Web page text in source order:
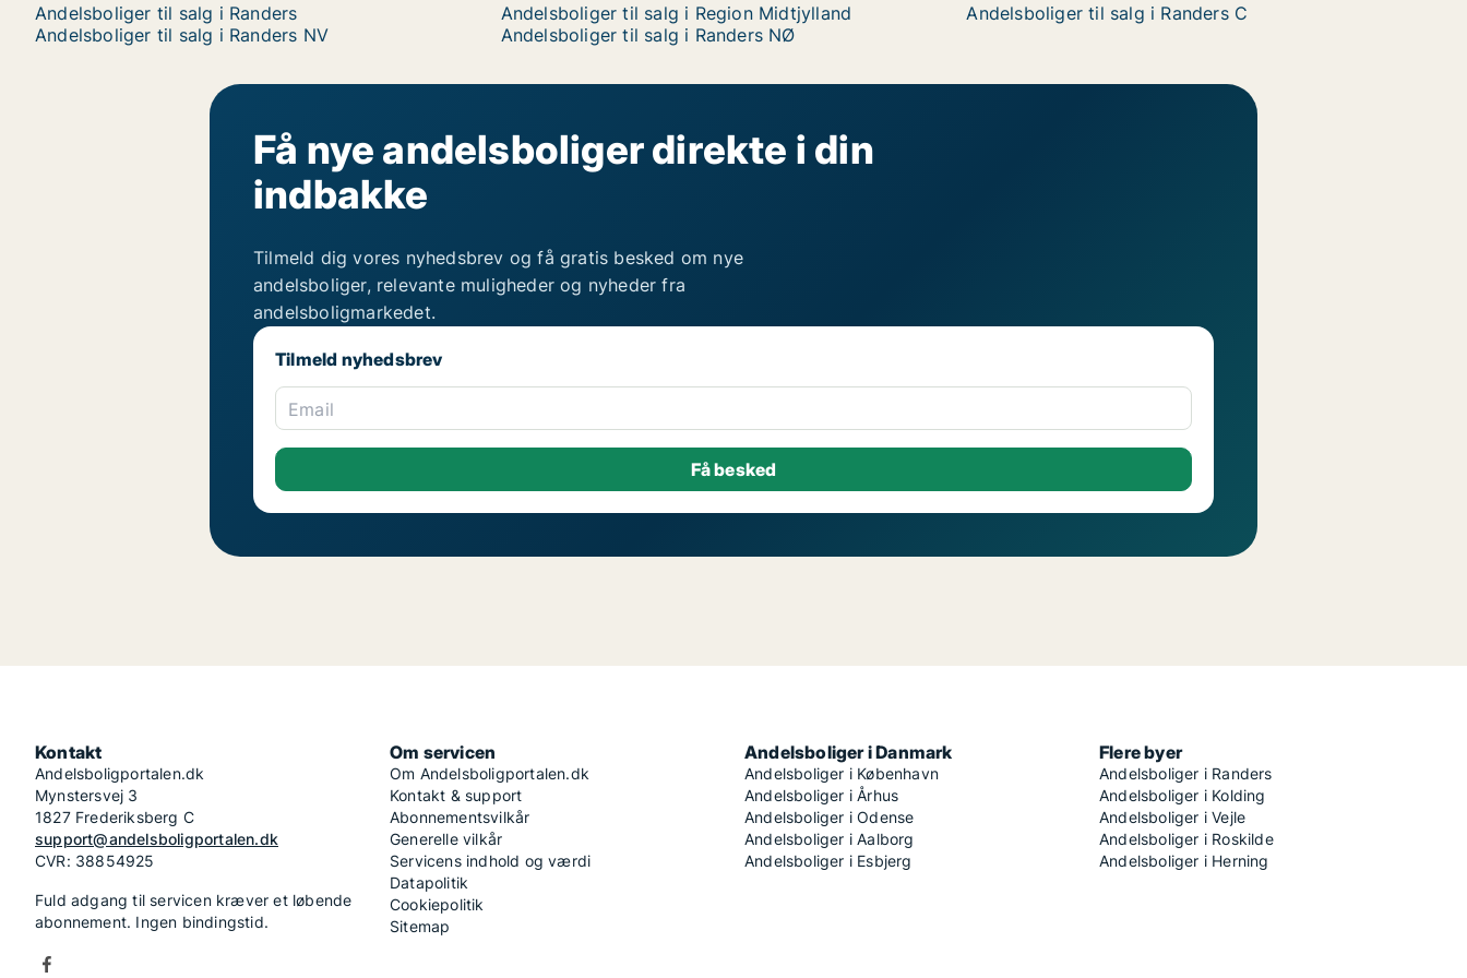
Andelsboliger til salg i Randers
Andelsboliger til salg i Region Midtjylland
Andelsboliger til salg i Randers C
Andelsboliger til salg i Randers NV
Andelsboliger til salg i Randers NØ
Få nye andelsboliger direkte i din
indbakke
Tilmeld dig vores nyhedsbrev og få gratis besked om nye
andelsboliger, relevante muligheder og nyheder fra
andelsboligmarkedet.
Tilmeld nyhedsbrev
Email
Kontakt
Andelsboligportalen.dk
Mynstersvej 3
1827 Frederiksberg C
support@andelsboligportalen.dk
CVR: 38854925
Fuld adgang til servicen kræver et løbende
abonnement. Ingen bindingstid.
Om servicen
Om Andelsboligportalen.dk
Kontakt & support
Abonnementsvilkår
Generelle vilkår
Servicens indhold og værdi
Datapolitik
Cookiepolitik
Sitemap
Andelsboliger i Danmark
Andelsboliger i København
Andelsboliger i Århus
Andelsboliger i Odense
Andelsboliger i Aalborg
Andelsboliger i Esbjerg
Flere byer
Andelsboliger i Randers
Andelsboliger i Kolding
Andelsboliger i Vejle
Andelsboliger i Roskilde
Andelsboliger i Herning